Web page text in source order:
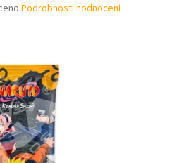
Podrobnosti hodnocení